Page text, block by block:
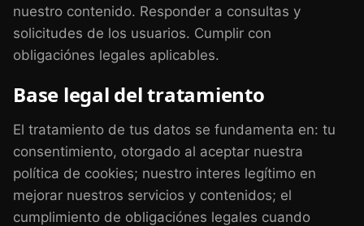
nuestro contenido. Responder a consultas y
solicitudes de los usuarios. Cumplir con
obligaciónes legales aplicables.
Base legal del tratamiento
El tratamiento de tus datos se fundamenta en: tu
consentimiento, otorgado al aceptar nuestra
política de cookies; nuestro interes legítimo en
mejorar nuestros servicios y contenidos; el
cumplimiento de obligaciónes legales cuando